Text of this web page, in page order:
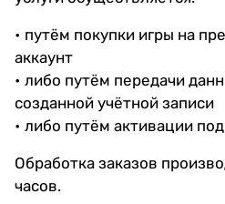
• путём покупки игры на
аккаунт
• либо путём передачи
созданной учётной записи
• либо путём активации
Обработка заказов
часов.